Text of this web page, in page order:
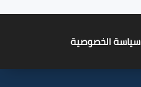
سياسة الخصوصية